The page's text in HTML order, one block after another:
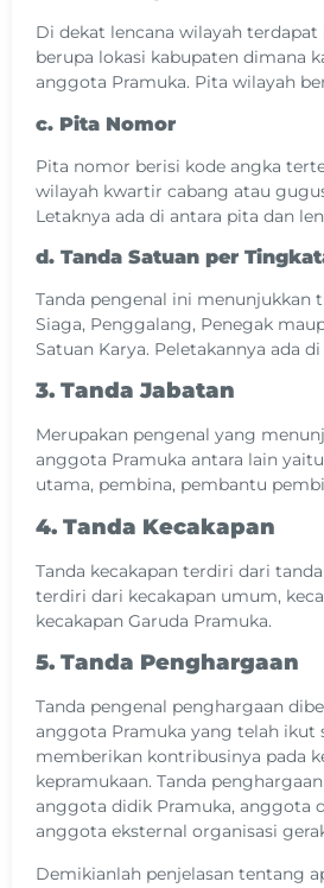
Di dekat lencana wilayah
berupa lokasi kabupaten dimana
anggota Pramuka. Pita wilayah
c. Pita Nomor
Pita nomor berisi kode angka
wilayah kwartir cabang atau
Letaknya ada di antara pita dan
d. Tanda Satuan per
Tanda pengenal ini menunjukkan
Siaga, Penggalang, Penegak
Satuan Karya. Peletakannya ada
3. Tanda Jabatan
Merupakan pengenal yang
anggota Pramuka antara lain
utama, pembina, pembantu
4. Tanda Kecakapan
Tanda kecakapan terdiri dari
terdiri dari kecakapan umum,
kecakapan Garuda Pramuka.
5. Tanda Penghargaan
Tanda pengenal penghargaan
anggota Pramuka yang telah ikut
memberikan kontribusinya pada
kepramukaan. Tanda
anggota didik Pramuka, anggota
anggota eksternal organisasi
Demikianlah penjelasan tentang